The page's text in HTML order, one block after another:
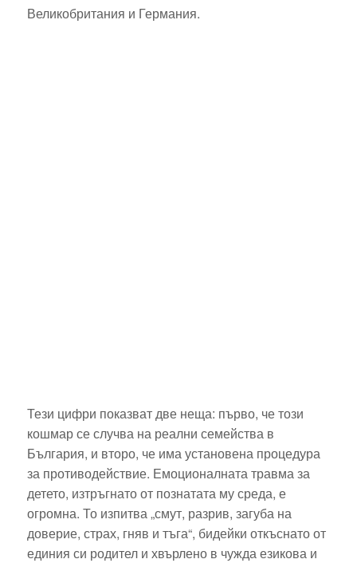
Великобритания и Германия.
Тези цифри показват две неща: първо, че този
кошмар се случва на реални семейства в
България, и второ, че има установена процедура
за противодействие. Емоционалната травма за
детето, изтръгнато от познатата му среда, е
огромна. То изпитва „смут, разрив, загуба на
доверие, страх, гняв и тъга“, бидейки откъснато от
единия си родител и хвърлено в чужда езикова и